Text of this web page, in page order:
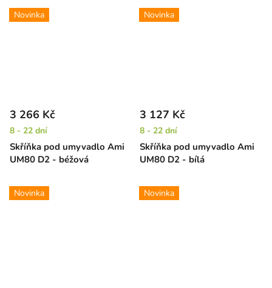
Novinka
Skříňka pod umyvadlo Ami
UM80 D2 - béžová
3 266 Kč
8 - 22 dní
Novinka
Skříňka pod umyvadlo Ami
UM80 D2 - bílá
3 127 Kč
8 - 22 dní
Novinka Novinka